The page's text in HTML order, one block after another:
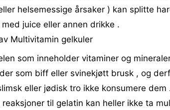
helsemessige årsaker ) kan splitte
juice eller annen drikke .
Multivitamin gelkuler
som inneholder vitaminer og
som biff eller svinekjøtt brusk , og
eller jødisk tro ikke konsumere dem
reaksjoner til gelatin kan heller ikke ta